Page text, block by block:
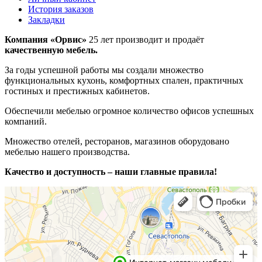
История заказов
Закладки
Компания «Орвис» 25 лет производит и продаёт
качественную мебель.
За годы успешной работы мы создали множество
функциональных кухонь, комфортных спален, практичных
гостиных и престижных кабинетов.
Обеспечили мебелью огромное количество офисов успешных
компаний.
Множество отелей, ресторанов, магазинов оборудовано
мебелью нашего производства.
Качество и доступность – наши главные правила!